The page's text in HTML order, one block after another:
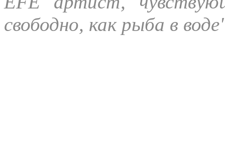
свободно, как рыба в